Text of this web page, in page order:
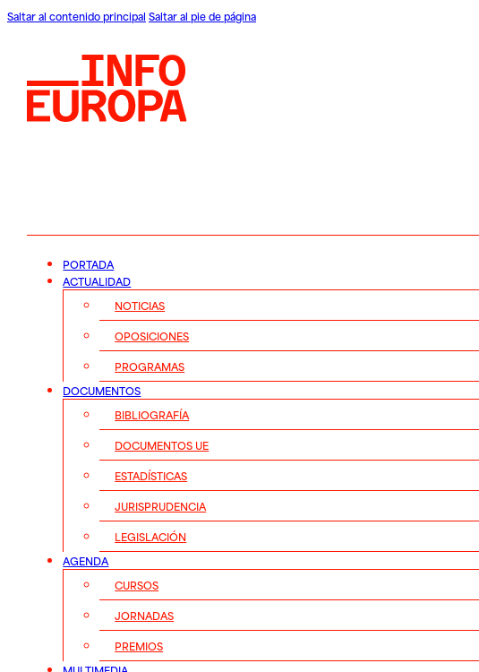
Saltar al contenido principal Saltar al pie de página
PORTADA
ACTUALIDAD
NOTICIAS
OPOSICIONES
PROGRAMAS
DOCUMENTOS
BIBLIOGRAFÍA
DOCUMENTOS UE
ESTADÍSTICAS
JURISPRUDENCIA
LEGISLACIÓN
AGENDA
CURSOS
JORNADAS
PREMIOS